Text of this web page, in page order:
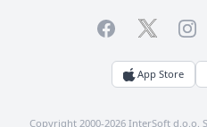
FacebookTwitter
App Store
Copyright 2000-2026 InterSoft d.o.o.